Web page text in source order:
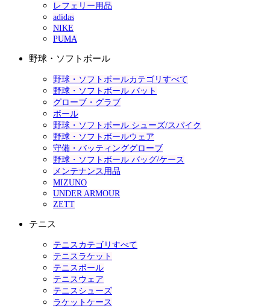
レフェリー用品
adidas
NIKE
PUMA
野球・ソフトボール
野球・ソフトボールカテゴリすべて
野球・ソフトボール バット
グローブ・グラブ
ボール
野球・ソフトボール シューズ/スパイク
野球・ソフトボールウェア
守備・バッティンググローブ
野球・ソフトボール バッグ/ケース
メンテナンス用品
MIZUNO
UNDER ARMOUR
ZETT
テニス
テニスカテゴリすべて
テニスラケット
テニスボール
テニスウェア
テニスシューズ
ラケットケース